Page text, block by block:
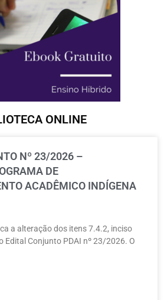
ONLINE
Nº 23/2026 –
DE
ACADÊMICO INDÍGENA
a alteração dos itens 7.4.2, inciso
Edital Conjunto PDAI nº 23/2026. O